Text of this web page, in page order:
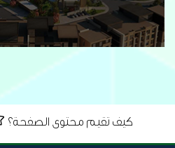
كيف تقيم محتوى الصفحة؟